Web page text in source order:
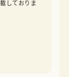
しておりま